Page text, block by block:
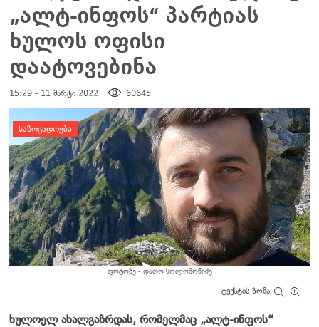
„ალტ-ინფოს“ პარტიას
ხულოს ოფისი
დაატოვებინა
15:29 - 11 მარტი 2022 60645
დატოვე კომენტარი
ᲡᲐᲖᲝᲒᲐᲓᲝᲔᲑᲐ
ფოტოზე - დათო სოლომონიძე
ტექსტის ზომა
ხულოელ ახალგაზრდას, რომელმაც „ალტ-ინფოს“